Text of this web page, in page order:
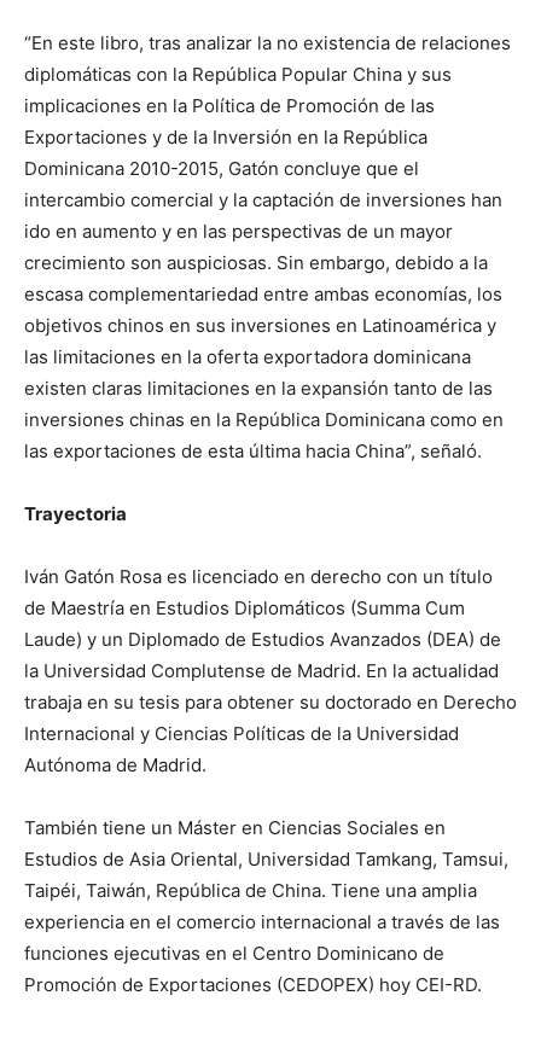
“En este libro, tras analizar la no existencia de relaciones
diplomáticas con la República Popular China y sus
implicaciones en la Política de Promoción de las
Exportaciones y de la Inversión en la República
Dominicana 2010-2015, Gatón concluye que el
intercambio comercial y la captación de inversiones han
ido en aumento y en las perspectivas de un mayor
crecimiento son auspiciosas. Sin embargo, debido a la
escasa complementariedad entre ambas economías, los
objetivos chinos en sus inversiones en Latinoamérica y
las limitaciones en la oferta exportadora dominicana
existen claras limitaciones en la expansión tanto de las
inversiones chinas en la República Dominicana como en
las exportaciones de esta última hacia China”, señaló.
Trayectoria
Iván Gatón Rosa es licenciado en derecho con un título
de Maestría en Estudios Diplomáticos (Summa Cum
Laude) y un Diplomado de Estudios Avanzados (DEA) de
la Universidad Complutense de Madrid. En la actualidad
trabaja en su tesis para obtener su doctorado en Derecho
Internacional y Ciencias Políticas de la Universidad
Autónoma de Madrid.
También tiene un Máster en Ciencias Sociales en
Estudios de Asia Oriental, Universidad Tamkang, Tamsui,
Taipéi, Taiwán, República de China. Tiene una amplia
experiencia en el comercio internacional a través de las
funciones ejecutivas en el Centro Dominicano de
Promoción de Exportaciones (CEDOPEX) hoy CEI-RD.